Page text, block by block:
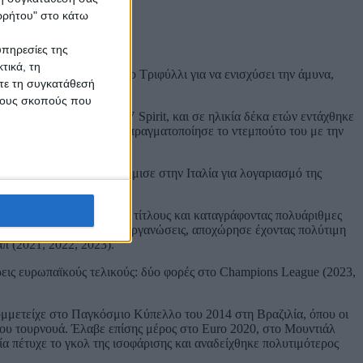
στο κάτω
της
τη
τη συγκατάθεσή
σκοπούς που
έτους κι έρχεται στο Τριφύλλι για να ενισχύσει την άμυνα,
γενέτειράς του, VV Spirit, και σε ηλικία δέκα ετών εντάχθηκε
Ιούλιο του 2009 και πραγματοποίησε το ντεμπούτο του με την
του 2014 μετακόμισε στην Ιταλία για λογαριασμό της
κερδίζοντας τίτλους και καταγράφοντας πολυάριθμες
σε όλες τις διοργανώσεις, αποχώρησε έχοντας πολύτιμη
(2021, 2022, 2023).
ευρωπαϊκούς τελικούς: δύο φορές στο Champions League (2023,
στο Παγκόσμιο Κύπελλο του 2014 στη Βραζιλία, όπου οι
τουρνουά. Έλαβε επίσης μέρος στο Euro 2020, στο Μουντιάλ
το γκολ της ισοφάρισης και αναδείχθηκε πολυτιμότερος